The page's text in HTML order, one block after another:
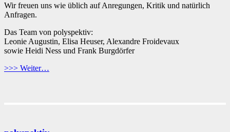
Wir freuen uns wie üblich auf Anregungen, Kritik und natürlich
Anfragen.
Das Team von polyspektiv:
Leonie Augustin, Elisa Heuser, Alexandre Froidevaux
sowie Heidi Ness und Frank Burgdörfer
>>> Weiter…